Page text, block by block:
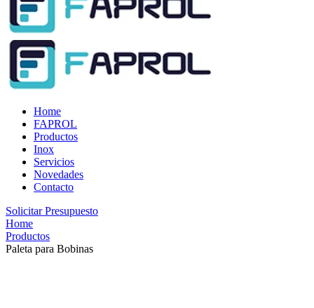
Home
FAPROL
Productos
Inox
Servicios
Novedades
Contacto
Solicitar Presupuesto
Home
Productos
Paleta para Bobinas